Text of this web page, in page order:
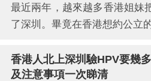
最近兩年，越來越多香港姐妹
了深圳。畢竟在香港想約公立
香港人北上深圳驗HPV要幾
及注意事項一次睇清